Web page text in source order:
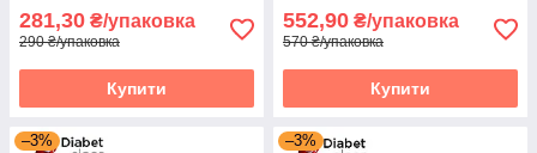
281,30 ₴/упаковка
290 ₴/упаковка
Купити
552,90 ₴/упаковка
570 ₴/упаковка
Купити
–3% –3%